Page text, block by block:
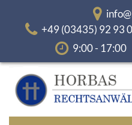
+49 (03435) 92 93
9:00 - 17:00